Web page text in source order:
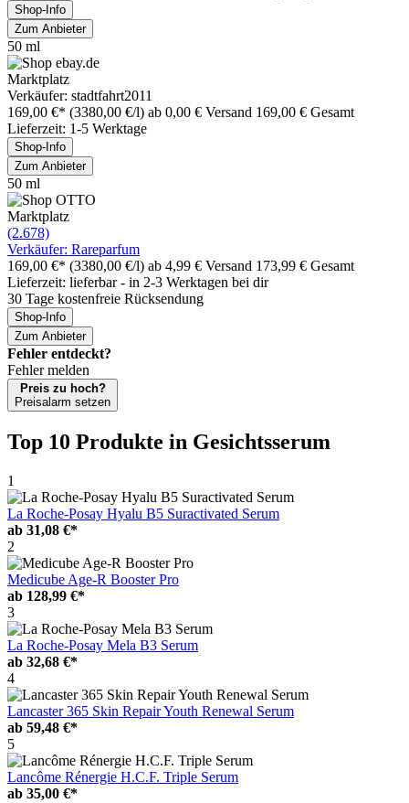
Shop-Info
Zum Anbieter
50 ml
Marktplatz
Verkäufer: stadtfahrt2011
169,00 €* (3380,00 €/l) ab 0,00 € Versand 169,00 € Gesamt
Lieferzeit: 1-5 Werktage
Shop-Info
Zum Anbieter
50 ml
Marktplatz
(2.678)
Verkäufer: Rareparfum
169,00 €* (3380,00 €/l) ab 4,99 € Versand 173,99 € Gesamt
Lieferzeit: lieferbar - in 2-3 Werktagen bei dir
30 Tage kostenfreie Rücksendung
Shop-Info
Zum Anbieter
Fehler entdeckt?
Fehler melden
Preis zu hoch?
Preisalarm setzen
Top 10 Produkte in Gesichtsserum
1
La Roche-Posay Hyalu B5 Suractivated Serum
ab 31,08 €*
2
Medicube Age-R Booster Pro
ab 128,99 €*
3
La Roche-Posay Mela B3 Serum
ab 32,68 €*
4
Lancaster 365 Skin Repair Youth Renewal Serum
ab 59,48 €*
5
Lancôme Rénergie H.C.F. Triple Serum
ab 35,00 €*